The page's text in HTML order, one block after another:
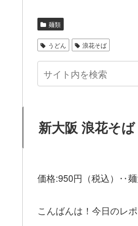
麺類
うどん 浪花そば
新大阪 浪花そ
価格:950円（税込）‥
こんばんは！今日のレ